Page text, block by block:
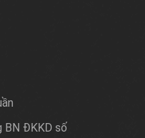
BN ĐKKD số